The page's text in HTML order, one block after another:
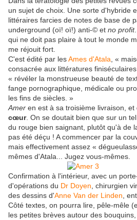
un sujet de choix. Une sorte d'hybride
littéraires farcies de notes de base de
underground (oï! oï!) anti-© et no profit
qui ne doit pas plaire à tout le monde
me réjouit fort.
C'est édité par lesAmes d'Atala , «
consacrée aux littératures
« révéler la monstrueuse beauté de
fange pornographique, médicale ou
les fins de siècles. »
Amer en est à sa troisième livraison,
cœur. On se doutait bien que sur un
du rouge bien saignant, plutôt qu'à de
pas été déçu ! A commencer par la
mais effectivement assez «
mêmes d'Atala... Jugez vous-mêmes.
Confirmation à l'intérieur, avec un
d'opérations du Dr Doyen , chirurgien
des dessins d'Anne Van der Linden ,
Côté textes, on pourra lire, pêle-mêle
les petites brèves autour des